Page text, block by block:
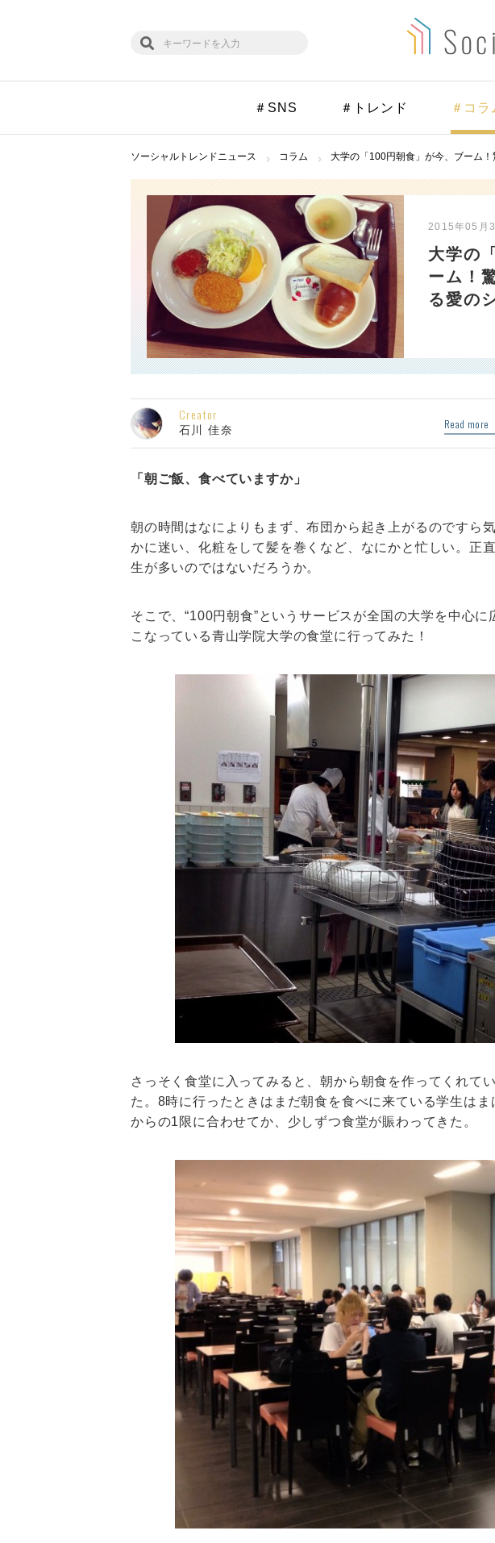
＃SNS ＃トレンド ＃コラ
ソーシャルトレンドニュース コラム 大学の「100円朝食」が今、ブーム
2015年05月
大学の
ーム！
る愛の
Creator
石川 佳奈 Read more
「朝ご飯、食べていますか」
朝の時間はなによりもまず、布団から起き上がるのですら
かに迷い、化粧をして髪を巻くなど、なにかと忙しい。正
生が多いのではないだろうか。
そこで、“100円朝食”というサービスが全国の大学を中心
こなっている青山学院大学の食堂に行ってみた！
さっそく食堂に入ってみると、朝から朝食を作ってくれて
た。8時に行ったときはまだ朝食を食べに来ている学生は
からの1限に合わせてか、少しずつ食堂が賑わってきた。